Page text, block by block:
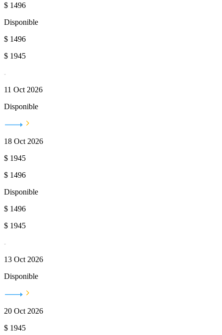
$ 1496
Disponible
$ 1496
$ 1945
11 Oct 2026
Disponible
18 Oct 2026
$ 1945
$ 1496
Disponible
$ 1496
$ 1945
13 Oct 2026
Disponible
20 Oct 2026
$ 1945